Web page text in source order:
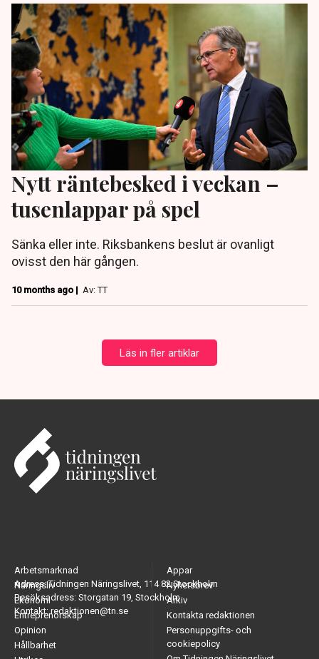
Nytt räntebesked i veckan –
tusenlappar på spel
Sänka eller inte. Riksbankens beslut är ovanligt
ovisst den här gången.
10 months ago | Av: TT
Läs in fler artiklar
Adress: Tidningen Näringslivet, 114 82 Stockholm
Besöksadress: Storgatan 19, Stockholm
Kontakt: redaktionen@tn.se
Arbetsmarknad
Näringsliv
Ekonomi
Entreprenörskap
Opinion
Hållbarhet
Appar
Nyhetsbrev
Arkiv
Kontakta redaktionen
Personuppgifts- och
cookiepolicy